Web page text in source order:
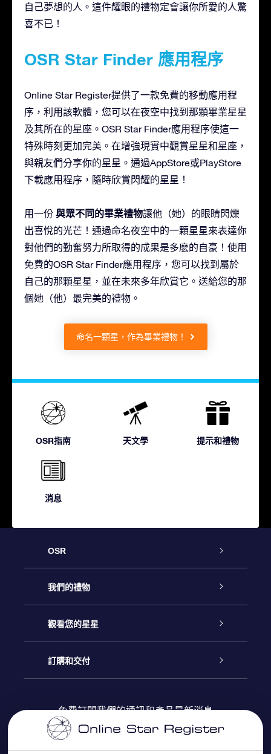
自己夢想的人。這件耀眼的禮物定會讓你所愛的人驚
喜不已！
OSR Star Finder 應用程序
Online Star Register提供了一款免費的移動應用程
序，利用該軟體，您可以在夜空中找到那顆畢業星星
及其所在的星座。OSR Star Finder應用程序使這一
特殊時刻更加完美。在增強現實中觀賞星星和星座，
與親友們分享你的星星。通過AppStore或PlayStore
下載應用程序，隨時欣賞閃耀的星星！
用一份 與眾不同的畢業禮物讓他（她）的眼睛閃爍
出喜悅的光芒！通過命名夜空中的一顆星星來表達你
對他們的勤奮努力所取得的成果是多麽的自豪！使用
免費的OSR Star Finder應用程序，您可以找到屬於
自己的那顆星星，並在未來多年欣賞它。送給您的那
個她（他）最完美的禮物。
命名一顆星，作為畢業禮物！
OSR指南 天文學 提示和禮物
消息
OSR
客戶服務
聯繫我們
博客
評論
我們的禮物
Online Star禮物
OSR禮物包
OSR 禮物卡
觀看您的星星
星星注册
個性化的Star Page
訂購和交付
付款資訊
免費訂閱我們的通訊和產品最新消息